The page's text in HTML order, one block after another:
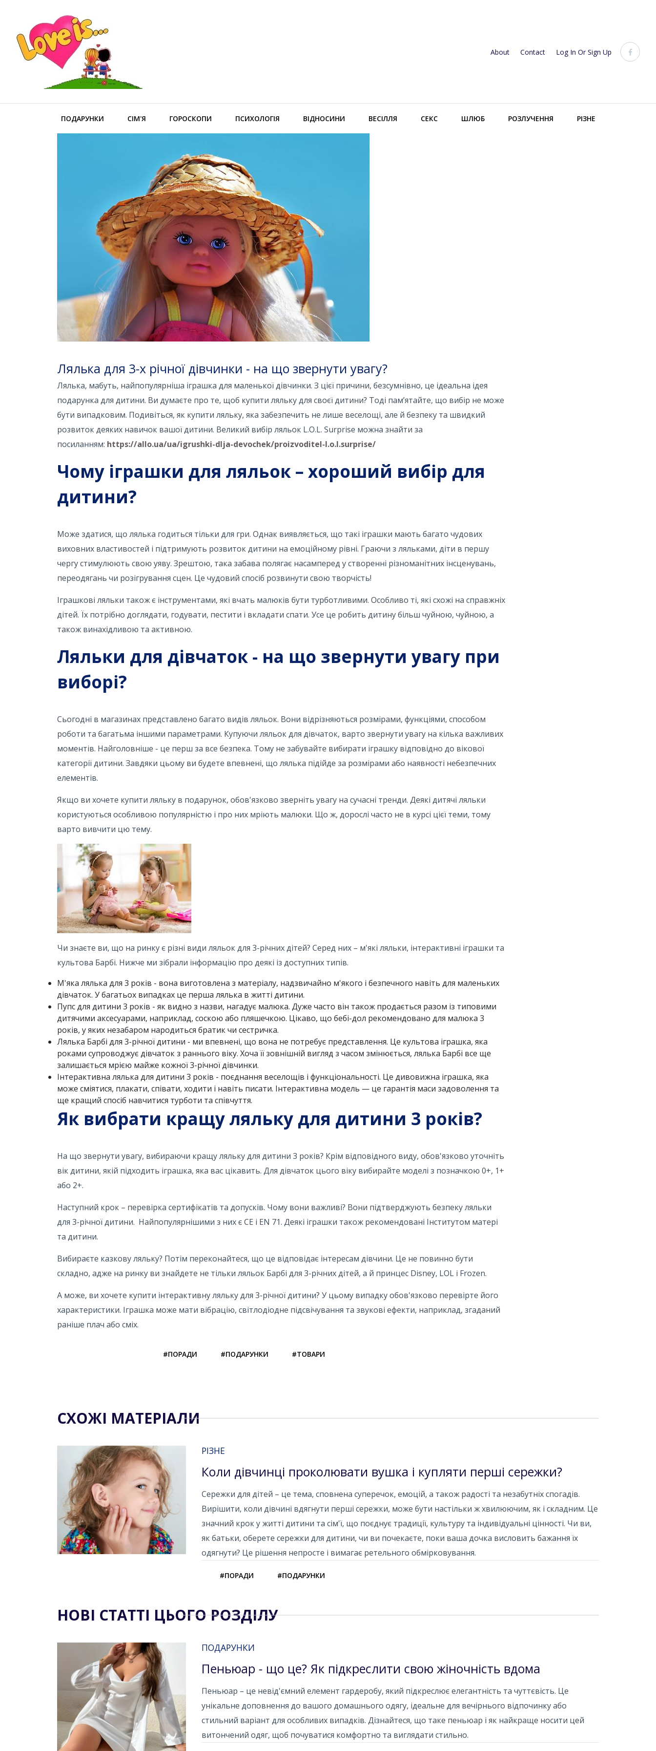
About Contact Log In Or Sign Up
ПОДАРУНКИ СІМ'Я ГОРОСКОПИ ПСИХОЛОГІЯ ВІДНОСИНИ ВЕСІЛЛЯ СЕКС ШЛЮБ РОЗЛУЧЕННЯ РІЗНЕ
Лялька для 3-х річної дівчинки - на що звернути увагу?
Лялька, мабуть, найпопулярніша іграшка для маленької дівчинки. З цієї причини, безсумнівно, це ідеальна ідея
подарунка для дитини. Ви думаєте про те, щоб купити ляльку для своєї дитини? Тоді пам’ятайте, що вибір не може
бути випадковим. Подивіться, як купити ляльку, яка забезпечить не лише веселощі, але й безпеку та швидкий
розвиток деяких навичок вашої дитини. Великий вибір ляльок L.O.L. Surprise можна знайти за
посиланням: https://allo.ua/ua/igrushki-dlja-devochek/proizvoditel-l.o.l.surprise/
Чому іграшки для ляльок – хороший вибір для
дитини?
Може здатися, що лялька годиться тільки для гри. Однак виявляється, що такі іграшки мають багато чудових
виховних властивостей і підтримують розвиток дитини на емоційному рівні. Граючи з ляльками, діти в першу
чергу стимулюють свою уяву. Зрештою, така забава полягає насамперед у створенні різноманітних інсценувань,
переодягань чи розігрування сцен. Це чудовий спосіб розвинути свою творчість!
Іграшкові ляльки також є інструментами, які вчать малюків бути турботливими. Особливо ті, які схожі на справжніх
дітей. Їх потрібно доглядати, годувати, пестити і вкладати спати. Усе це робить дитину більш чуйною, чуйною, а
також винахідливою та активною.
Ляльки для дівчаток - на що звернути увагу при
виборі?
Сьогодні в магазинах представлено багато видів ляльок. Вони відрізняються розмірами, функціями, способом
роботи та багатьма іншими параметрами. Купуючи ляльок для дівчаток, варто звернути увагу на кілька важливих
моментів. Найголовніше - це перш за все безпека. Тому не забувайте вибирати іграшку відповідно до вікової
категорії дитини. Завдяки цьому ви будете впевнені, що лялька підійде за розмірами або наявності небезпечних
елементів.
Якщо ви хочете купити ляльку в подарунок, обов'язково зверніть увагу на сучасні тренди. Деякі дитячі ляльки
користуються особливою популярністю і про них мріють малюки. Що ж, дорослі часто не в курсі цієї теми, тому
варто вивчити цю тему.
Чи знаєте ви, що на ринку є різні види ляльок для 3-річних дітей? Серед них – м'які ляльки, інтерактивні іграшки та
культова Барбі. Нижче ми зібрали інформацію про деякі із доступних типів.
М'яка лялька для 3 років - вона виготовлена ​​з матеріалу, надзвичайно м'якого і безпечного навіть для маленьких
дівчаток. У багатьох випадках це перша лялька в житті дитини.
Пупс для дитини 3 років - як видно з назви, нагадує малюка. Дуже часто він також продається разом із типовими
дитячими аксесуарами, наприклад, соскою або пляшечкою. Цікаво, що бебі-дол рекомендовано для малюка 3
років, у яких незабаром народиться братик чи сестричка.
Лялька Барбі для 3-річної дитини - ми впевнені, що вона не потребує представлення. Це культова іграшка, яка
роками супроводжує дівчаток з раннього віку. Хоча її зовнішній вигляд з часом змінюється, лялька Барбі все ще
залишається мрією майже кожної 3-річної дівчинки.
Інтерактивна лялька для дитини 3 років - поєднання веселощів і функціональності. Це дивовижна іграшка, яка
може сміятися, плакати, співати, ходити і навіть писати. Інтерактивна модель — це гарантія маси задоволення та
ще кращий спосіб навчитися турботи та співчуття.
Як вибрати кращу ляльку для дитини 3 років?
На що звернути увагу, вибираючи кращу ляльку для дитини 3 років? Крім відповідного виду, обов'язково уточніть
вік дитини, якій підходить іграшка, яка вас цікавить. Для дівчаток цього віку вибирайте моделі з позначкою 0+, 1+
або 2+.
Наступний крок – перевірка сертифікатів та допусків. Чому вони важливі? Вони підтверджують безпеку ляльки
для 3-річної дитини. Найпопулярнішими з них є CE і EN 71. Деякі іграшки також рекомендовані Інститутом матері
та дитини.
Вибираєте казкову ляльку? Потім переконайтеся, що це відповідає інтересам дівчини. Це не повинно бути
складно, адже на ринку ви знайдете не тільки ляльок Барбі для 3-річних дітей, а й принцес Disney, LOL і Frozen.
А може, ви хочете купити інтерактивну ляльку для 3-річної дитини? У цьому випадку обов'язково перевірте його
характеристики. Іграшка може мати вібрацію, світлодіодне підсвічування та звукові ефекти, наприклад, згаданий
раніше плач або сміх.
#ПОРАДИ #ПОДАРУНКИ #ТОВАРИ
СХОЖІ МАТЕРІАЛИ
РІЗНЕ
Коли дівчинці проколювати вушка і купляти перші сережки?
Сережки для дітей – це тема, сповнена суперечок, емоцій, а також радості та незабутніх спогадів.
Вирішити, коли дівчині вдягнути перші сережки, може бути настільки ж хвилюючим, як і складним. Це
значний крок у житті дитини та сім'ї, що поєднує традиції, культуру та індивідуальні цінності. Чи ви,
як батьки, оберете сережки для дитини, чи ви почекаєте, поки ваша дочка висловить бажання їх
одягнути? Це рішення непросте і вимагає ретельного обмірковування.
#ПОРАДИ #ПОДАРУНКИ
НОВІ СТАТТІ ЦЬОГО РОЗДІЛУ
ПОДАРУНКИ
Пеньюар - що це? Як підкреслити свою жіночність вдома
Пеньюар – це невід'ємний елемент гардеробу, який підкреслює елегантність та чуттєвість. Це
унікальне доповнення до вашого домашнього одягу, ідеальне для вечірнього відпочинку або
стильний варіант для особливих випадків. Дізнайтеся, що таке пеньюар і як найкраще носити цей
витончений одяг, щоб почуватися комфортно та виглядати стильно.